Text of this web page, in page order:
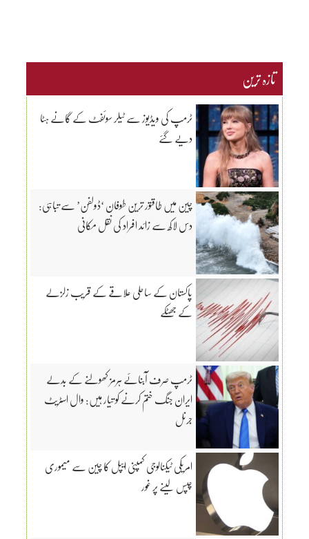
تازہ ترین
ٹرمپ کی ویڈیوز سے ٹیلر سوئفٹ کے گانے ہٹا
دیے گئے
چین میں طاقتور ترین طوفان ‘ڈولفن’ سے تباہی:
دس لاکھ سے زائد افراد کی نقل مکانی
پاکستان کے ساحلی علاقے کے قریب زلزلے
کے جھٹکے
ٹرمپ صرف آبنائے ہرمز کھولنے کے بدلے
ایران جنگ ختم کرنے کو تیار ہیں: وال اسٹریٹ
جرنل
امریکی ٹیکنالوجی کمپنی ایپل کا چین سے میموری
چپس لینے پر غور